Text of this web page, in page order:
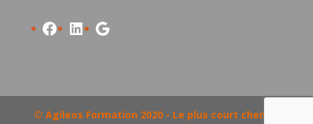
Facebook
LinkedIn
Google
© Agileos Formation 2020 - Le plus court chemin